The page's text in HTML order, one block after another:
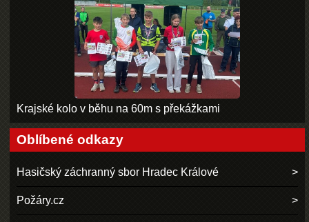
Krajské kolo v běhu na 60m s překážkami
Oblíbené odkazy
Hasičský záchranný sbor Hradec Králové
Požáry.cz